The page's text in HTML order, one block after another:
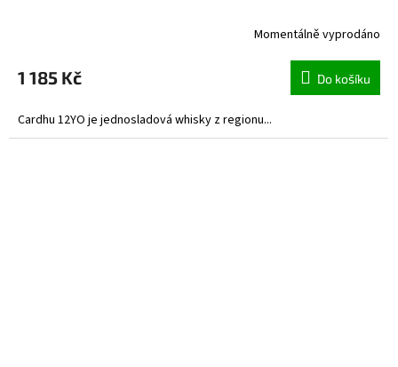
Momentálně vyprodáno
1 185 Kč Do košíku
Cardhu 12YO je jednosladová whisky z regionu...